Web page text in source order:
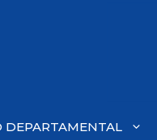
DEPARTAMENTAL